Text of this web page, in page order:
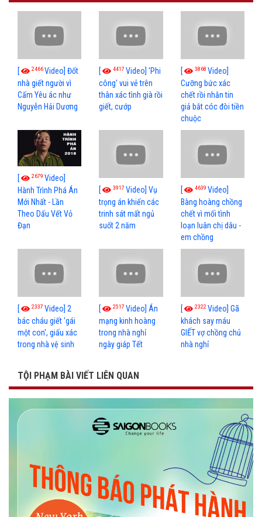
[ 2466Video] Đốt
nhà giết người vì
Cấm Yêu ác như
Nguyễn Hải Dương
[ 4417Video] 'Phi
công' vui vẻ trên
thân xác tình già rồi
giết, cướp
[ 3868 Video]
Cưỡng bức xác
chết rồi nhắn tin
giả bắt cóc đòi tiền
chuộc
[ 2679 Video]
Hành Trình Phá Án
Mới Nhất - Lần
Theo Dấu Vết Vỏ
Đạn
[ 3917Video] Vụ
trọng án khiến các
trinh sát mất ngủ
suốt 2 năm
[ 4639 Video]
Bàng hoàng chồng
chết vì mối tình
loạn luân chị dâu -
em chồng
[ 2337 Video] 2
bác cháu giết 'gái
một con', giấu xác
trong nhà vệ sinh
[ 2517Video] Án
mạng kinh hoàng
trong nhà nghỉ
ngày giáp Tết
[ 2322Video] Gã
khách say máu
GIẾT vợ chồng chủ
nhà nghỉ
TỘI PHẠM BÀI VIẾT LIÊN QUAN